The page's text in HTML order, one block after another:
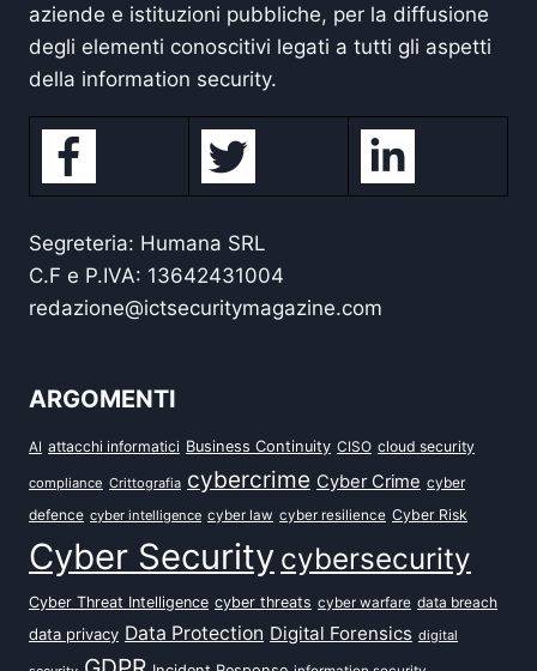
aziende e istituzioni pubbliche, per la diffusione
degli elementi conoscitivi legati a tutti gli aspetti
della information security.
Segreteria: Humana SRL
C.F e P.IVA: 13642431004
redazione@ictsecuritymagazine.com
ARGOMENTI
AI attacchi informatici Business Continuity CISO cloud security
compliance Crittografia cybercrime Cyber Crime cyber
defence cyber intelligence cyber law cyber resilience Cyber Risk
Cyber Security cybersecurity
Cyber Threat Intelligence cyber threats cyber warfare data breach
data privacy Data Protection Digital Forensics digital